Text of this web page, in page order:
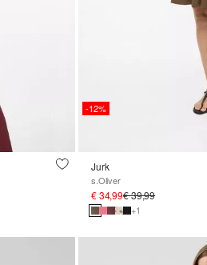
-12%
Jurk
s.Oliver
€ 34,99€ 39,99
+1